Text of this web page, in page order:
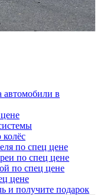
в
по спец цене
по спец цене
по спец цене
цене
и получите подарок